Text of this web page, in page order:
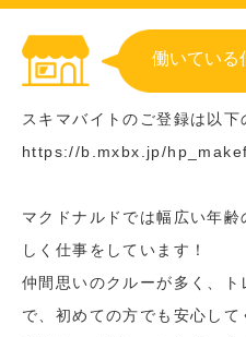
働いている
スキマバイトのご登録は以下
https://b.mxbx.jp/
マクドナルドでは幅広い年
しく仕事をしています！
仲間思いのクルーが多く、
で、初めての方でも安心して